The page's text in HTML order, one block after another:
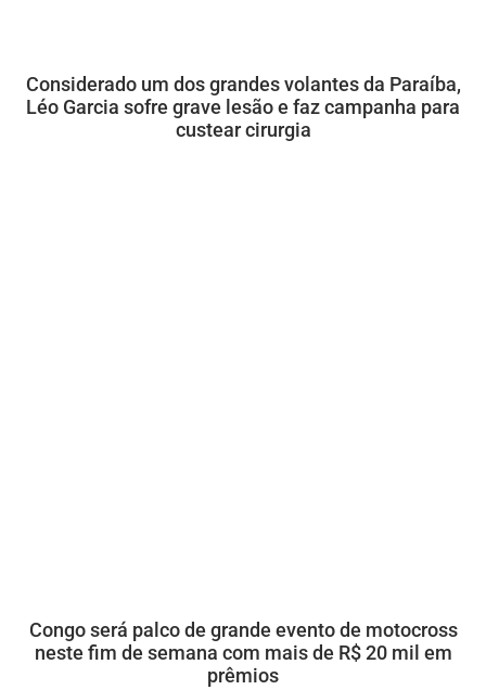
Considerado um dos grandes volantes da Paraíba,
Léo Garcia sofre grave lesão e faz campanha para
custear cirurgia
Congo será palco de grande evento de motocross
neste fim de semana com mais de R$ 20 mil em
prêmios